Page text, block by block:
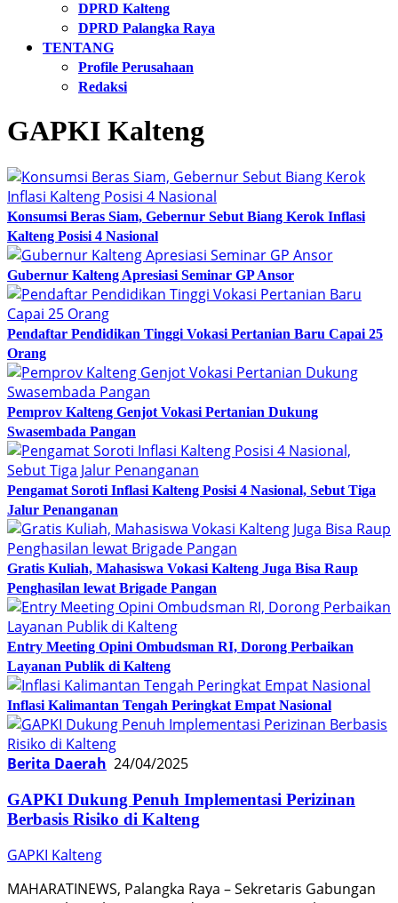
DPRD Kalteng
DPRD Palangka Raya
TENTANG
Profile Perusahaan
Redaksi
GAPKI Kalteng
Konsumsi Beras Siam, Gebernur Sebut Biang Kerok Inflasi
Kalteng Posisi 4 Nasional
Gubernur Kalteng Apresiasi Seminar GP Ansor
Pendaftar Pendidikan Tinggi Vokasi Pertanian Baru Capai 25
Orang
Pemprov Kalteng Genjot Vokasi Pertanian Dukung
Swasembada Pangan
Pengamat Soroti Inflasi Kalteng Posisi 4 Nasional, Sebut Tiga
Jalur Penanganan
Gratis Kuliah, Mahasiswa Vokasi Kalteng Juga Bisa Raup
Penghasilan lewat Brigade Pangan
Entry Meeting Opini Ombudsman RI, Dorong Perbaikan
Layanan Publik di Kalteng
Inflasi Kalimantan Tengah Peringkat Empat Nasional
Berita Daerah 24/04/2025
GAPKI Dukung Penuh Implementasi Perizinan
Berbasis Risiko di Kalteng
GAPKI Kalteng
MAHARATINEWS, Palangka Raya – Sekretaris Gabungan